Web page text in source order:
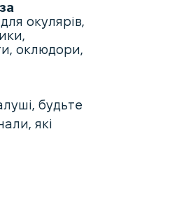
окулярів,
оклюдори,
будьте
які